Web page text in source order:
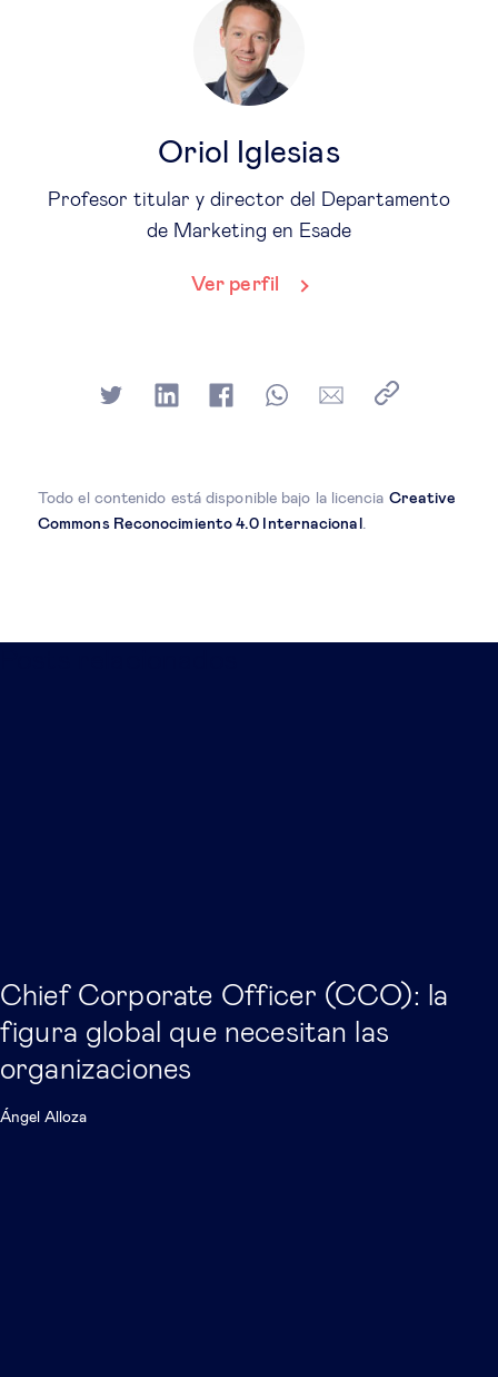
Oriol Iglesias
Profesor titular y director del Departamento
de Marketing en Esade
Ver perfil
Todo el contenido está disponible bajo la licencia Creative
Commons Reconocimiento 4.0 Internacional .
Chief Corporate Officer (CCO): la
figura global que necesitan las
organizaciones
Ángel Alloza